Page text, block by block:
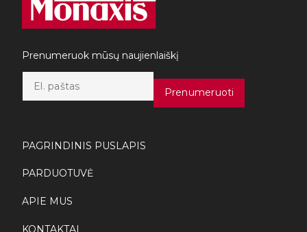
Prenumeruok mūsų naujienlaiškį
a
*
Prenumeruoti
PAGRINDINIS PUSLAPIS
PARDUOTUVĖ
APIE MUS
KONTAKTAI